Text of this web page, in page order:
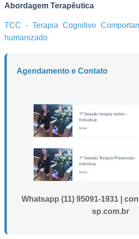
Abordagem Terapêutica
TCC - Terapia Cognitivo
humanizado
Agendamento e Contato
Whatsapp (11) 95091-1931 |
sp.com.br